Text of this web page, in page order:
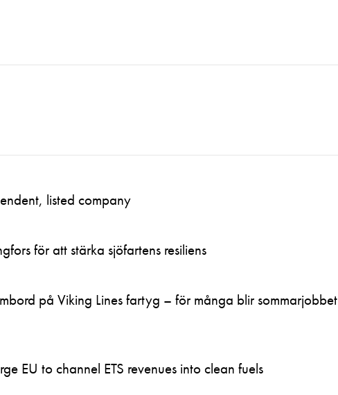
listed company
för att stärka sjöfartens resiliens
på Viking Lines fartyg – för många blir sommarjobbet
EU to channel ETS revenues into clean fuels